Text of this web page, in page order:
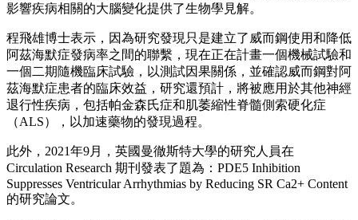
影響疾病相關的大腦變化提供了生物學見解。
程飛雄博士表示，因為研究發現只是建立了威而鋼使用和降低
阿茲海默症發病率之間的聯繫，現在正在計畫一個機械試驗和
一個二期隨機臨床試驗，以測試因果關係，並確認威而鋼對阿
茲海默症患者的臨床效益，研究還預計，將被應用於其他神經
退行性疾病，包括帕金森氏症和肌萎縮性脊髓側索硬化症
（ALS），以加速藥物的發現過程。
此外，2021年9月，英國曼徹斯特大學的研究人員在
Circulation Research 期刊發表了題為：PDE5 Inhibition
Suppresses Ventricular Arrhythmias by Reducing SR Ca2+ Content
的研究論文。